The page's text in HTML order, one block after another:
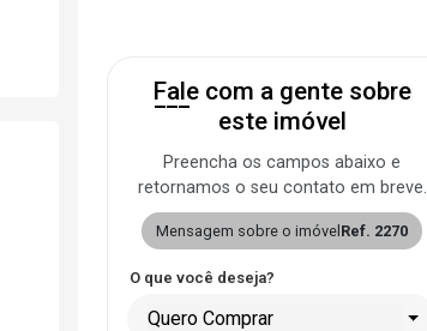
Fale com a gente sobre
este imóvel
Preencha os campos abaixo e
retornamos o seu contato em breve.
Mensagem sobre o imóvel Ref. 2270
O que você deseja?
Quero Comprar